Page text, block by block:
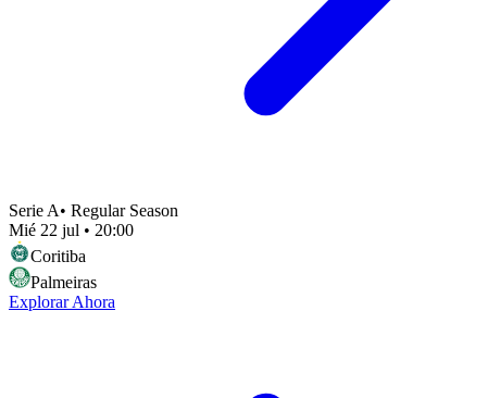
Serie A• Regular Season
Mié 22 jul • 20:00
Coritiba
Palmeiras
Explorar Ahora